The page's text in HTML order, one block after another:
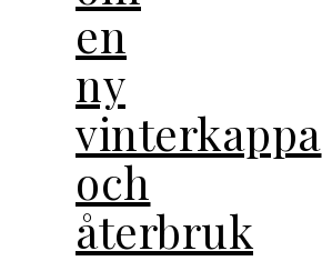
en
ny
vinterkappa
och
återbruk